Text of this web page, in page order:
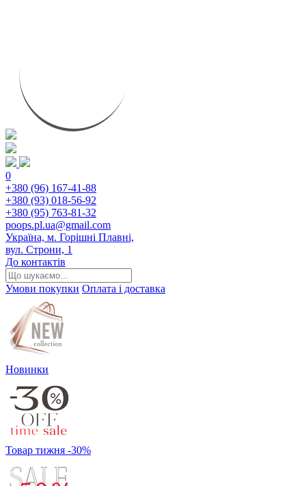
0
+380 (96) 167-41-88
+380 (93) 018-56-92
+380 (95) 763-81-32
poops.pl.ua@gmail.com
Україна, м. Горішні Плавні,
вул. Строни, 1
До контактів
Умови покупки Оплата і доставка
Новинки
Товар тижня -30%